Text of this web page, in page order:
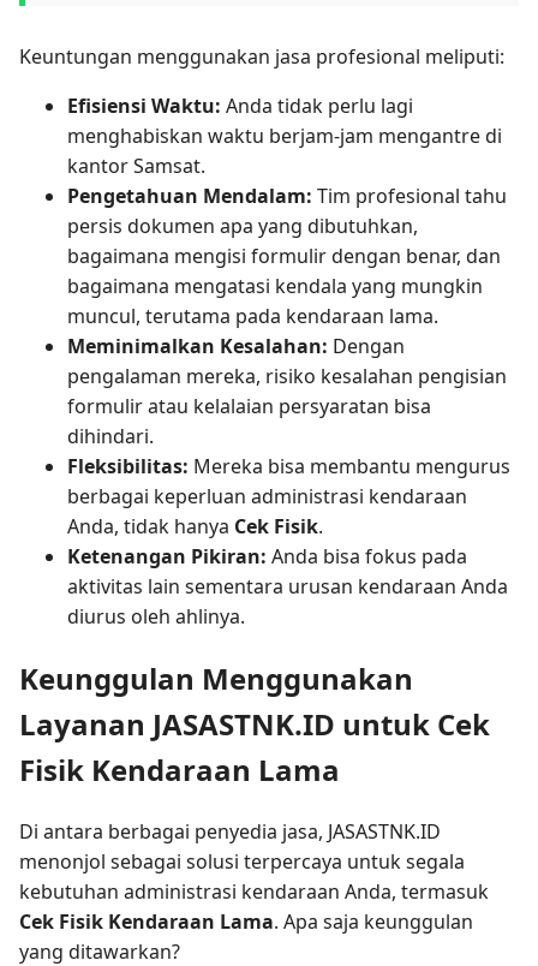
Keuntungan menggunakan jasa profesional meliputi:
Efisiensi Waktu: Anda tidak perlu lagi
menghabiskan waktu berjam-jam mengantre di
kantor Samsat.
Pengetahuan Mendalam: Tim profesional tahu
persis dokumen apa yang dibutuhkan,
bagaimana mengisi formulir dengan benar, dan
bagaimana mengatasi kendala yang mungkin
muncul, terutama pada kendaraan lama.
Meminimalkan Kesalahan: Dengan
pengalaman mereka, risiko kesalahan pengisian
formulir atau kelalaian persyaratan bisa
dihindari.
Fleksibilitas: Mereka bisa membantu mengurus
berbagai keperluan administrasi kendaraan
Anda, tidak hanya Cek Fisik.
Ketenangan Pikiran: Anda bisa fokus pada
aktivitas lain sementara urusan kendaraan Anda
diurus oleh ahlinya.
Keunggulan Menggunakan
Layanan JASASTNK.ID untuk Cek
Fisik Kendaraan Lama
Di antara berbagai penyedia jasa, JASASTNK.ID
menonjol sebagai solusi terpercaya untuk segala
kebutuhan administrasi kendaraan Anda, termasuk
Cek Fisik Kendaraan Lama. Apa saja keunggulan
yang ditawarkan?